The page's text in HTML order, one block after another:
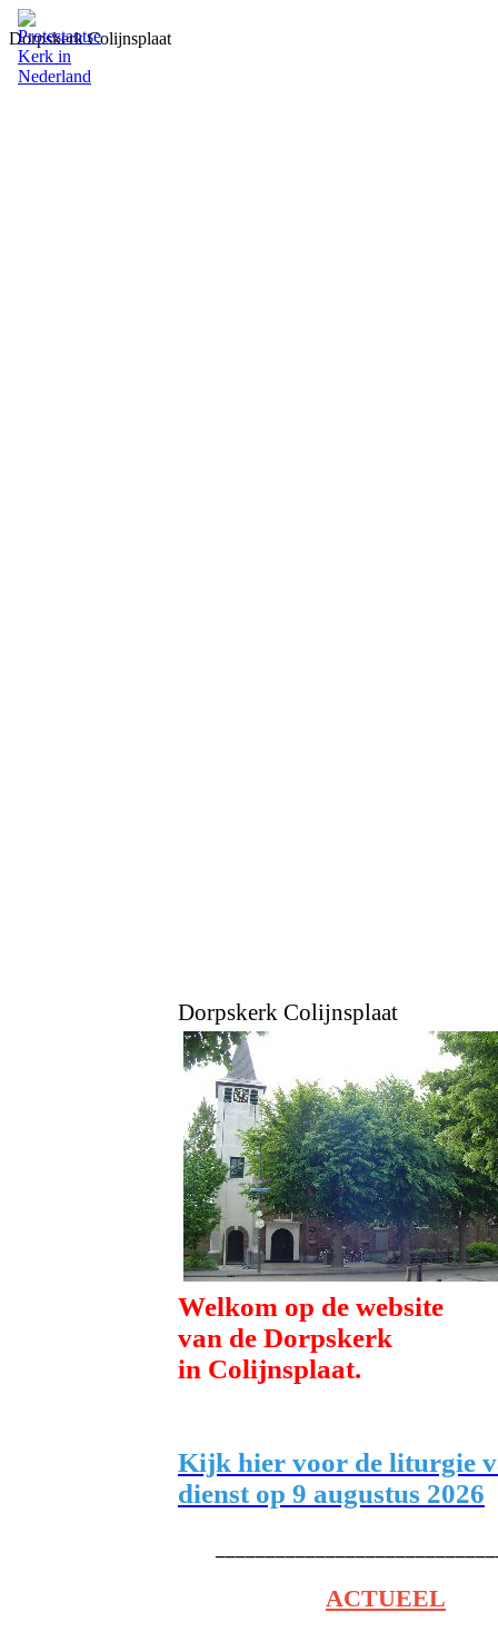
Dorpskerk Colijnsplaat
Dorpskerk Colijnsplaat
Welkom op de website
van de Dorpskerk
in Colijnsplaat.
Kijk hier voor de liturgie
dienst op 9 augustus 2026
ACTUEEL